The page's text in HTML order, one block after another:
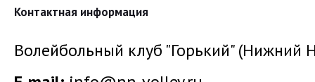
Контактная информация
Волейбольный клуб "Горький" (Нижний